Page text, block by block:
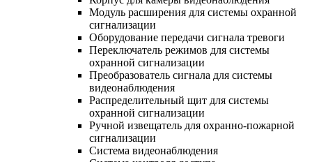
Модуль расширения для системы охранной
сигнализации
Оборудование передачи сигнала тревоги
Переключатель режимов для системы
охранной сигнализации
Преобразователь сигнала для системы
видеонаблюдения
Распределительный щит для системы
охранной сигнализации
Ручной извещатель для охранно-пожарной
сигнализации
Система видеонаблюдения